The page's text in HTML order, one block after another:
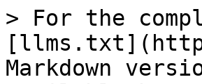
> For the
Markdown